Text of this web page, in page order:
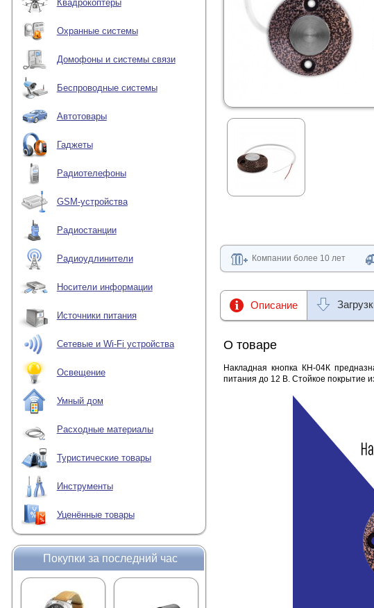
Квадрокоптеры
Охранные системы
Домофоны и системы связи
Беспроводные системы
Автотовары
Гаджеты
Радиотелефоны
GSM-устройства
Радиостанции
Радиоудлинители
Носители информации
Источники питания
Сетевые и Wi-Fi устройства
Освещение
Умный дом
Расходные материалы
Туристические товары
Инструменты
Уценённые товары
Покупки за последний час
Компании более 10 лет
Описание
О товаре
Накладная кнопка КН-04К
питания до 12 В. Стойкое покрытие